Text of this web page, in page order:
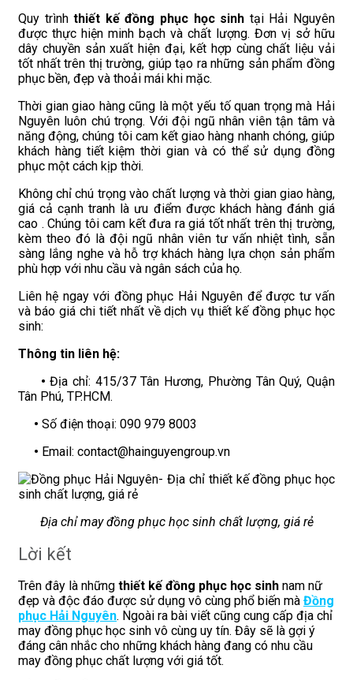
Quy trìnhthiết kế đồng phục học sinh tại Hải Nguyên
được thực hiện minh bạch và chất lượng. Đơn vị sở hữu
dây chuyền sản xuất hiện đại, kết hợp cùng chất liệu vải
tốt nhất trên thị trường, giúp tạo ra những sản phẩm đồng
phục bền, đẹp và thoải mái khi mặc.
Thời gian giao hàng cũng là một yếu tố quan trọng mà Hải
Nguyên luôn chú trọng. Với đội ngũ nhân viên tận tâm và
năng động, chúng tôi cam kết giao hàng nhanh chóng, giúp
khách hàng tiết kiệm thời gian và có thể sử dụng đồng
phục một cách kịp thời.
Không chỉ chú trọng vào chất lượng và thời gian giao hàng,
giá cả cạnh tranh là ưu điểm được khách hàng đánh giá
cao . Chúng tôi cam kết đưa ra giá tốt nhất trên thị trường,
kèm theo đó là đội ngũ nhân viên tư vấn nhiệt tình, sẵn
sàng lắng nghe và hỗ trợ khách hàng lựa chọn sản phẩm
phù hợp với nhu cầu và ngân sách của họ.
Liên hệ ngay với đồng phục Hải Nguyên để được tư vấn
và báo giá chi tiết nhất về dịch vụ thiết kế đồng phục học
sinh:
Thông tin liên hệ:
•Địa chỉ: 415/37 Tân Hương, Phường Tân Quý, Quận
Tân Phú, TP.HCM.
• Số điện thoại: 090 979 8003
• Email: contact@hainguyengroup.vn
Địa chỉ may đồng phục học sinh chất lượng, giá rẻ
Lời kết
Trên đây là những thiết kế đồng phục học sinh nam nữ
đẹp và độc đáo được sử dụng vô cùng phổ biến mà Đồng
phục Hải Nguyên. Ngoài ra bài viết cũng cung cấp địa chỉ
may đồng phục học sinh vô cùng uy tín. Đây sẽ là gợi ý
đáng cân nhắc cho những khách hàng đang có nhu cầu
may đồng phục chất lượng với giá tốt.